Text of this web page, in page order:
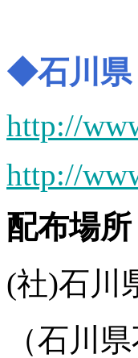
◆石川
http://
http://
配布場所
(社)石川
（石川